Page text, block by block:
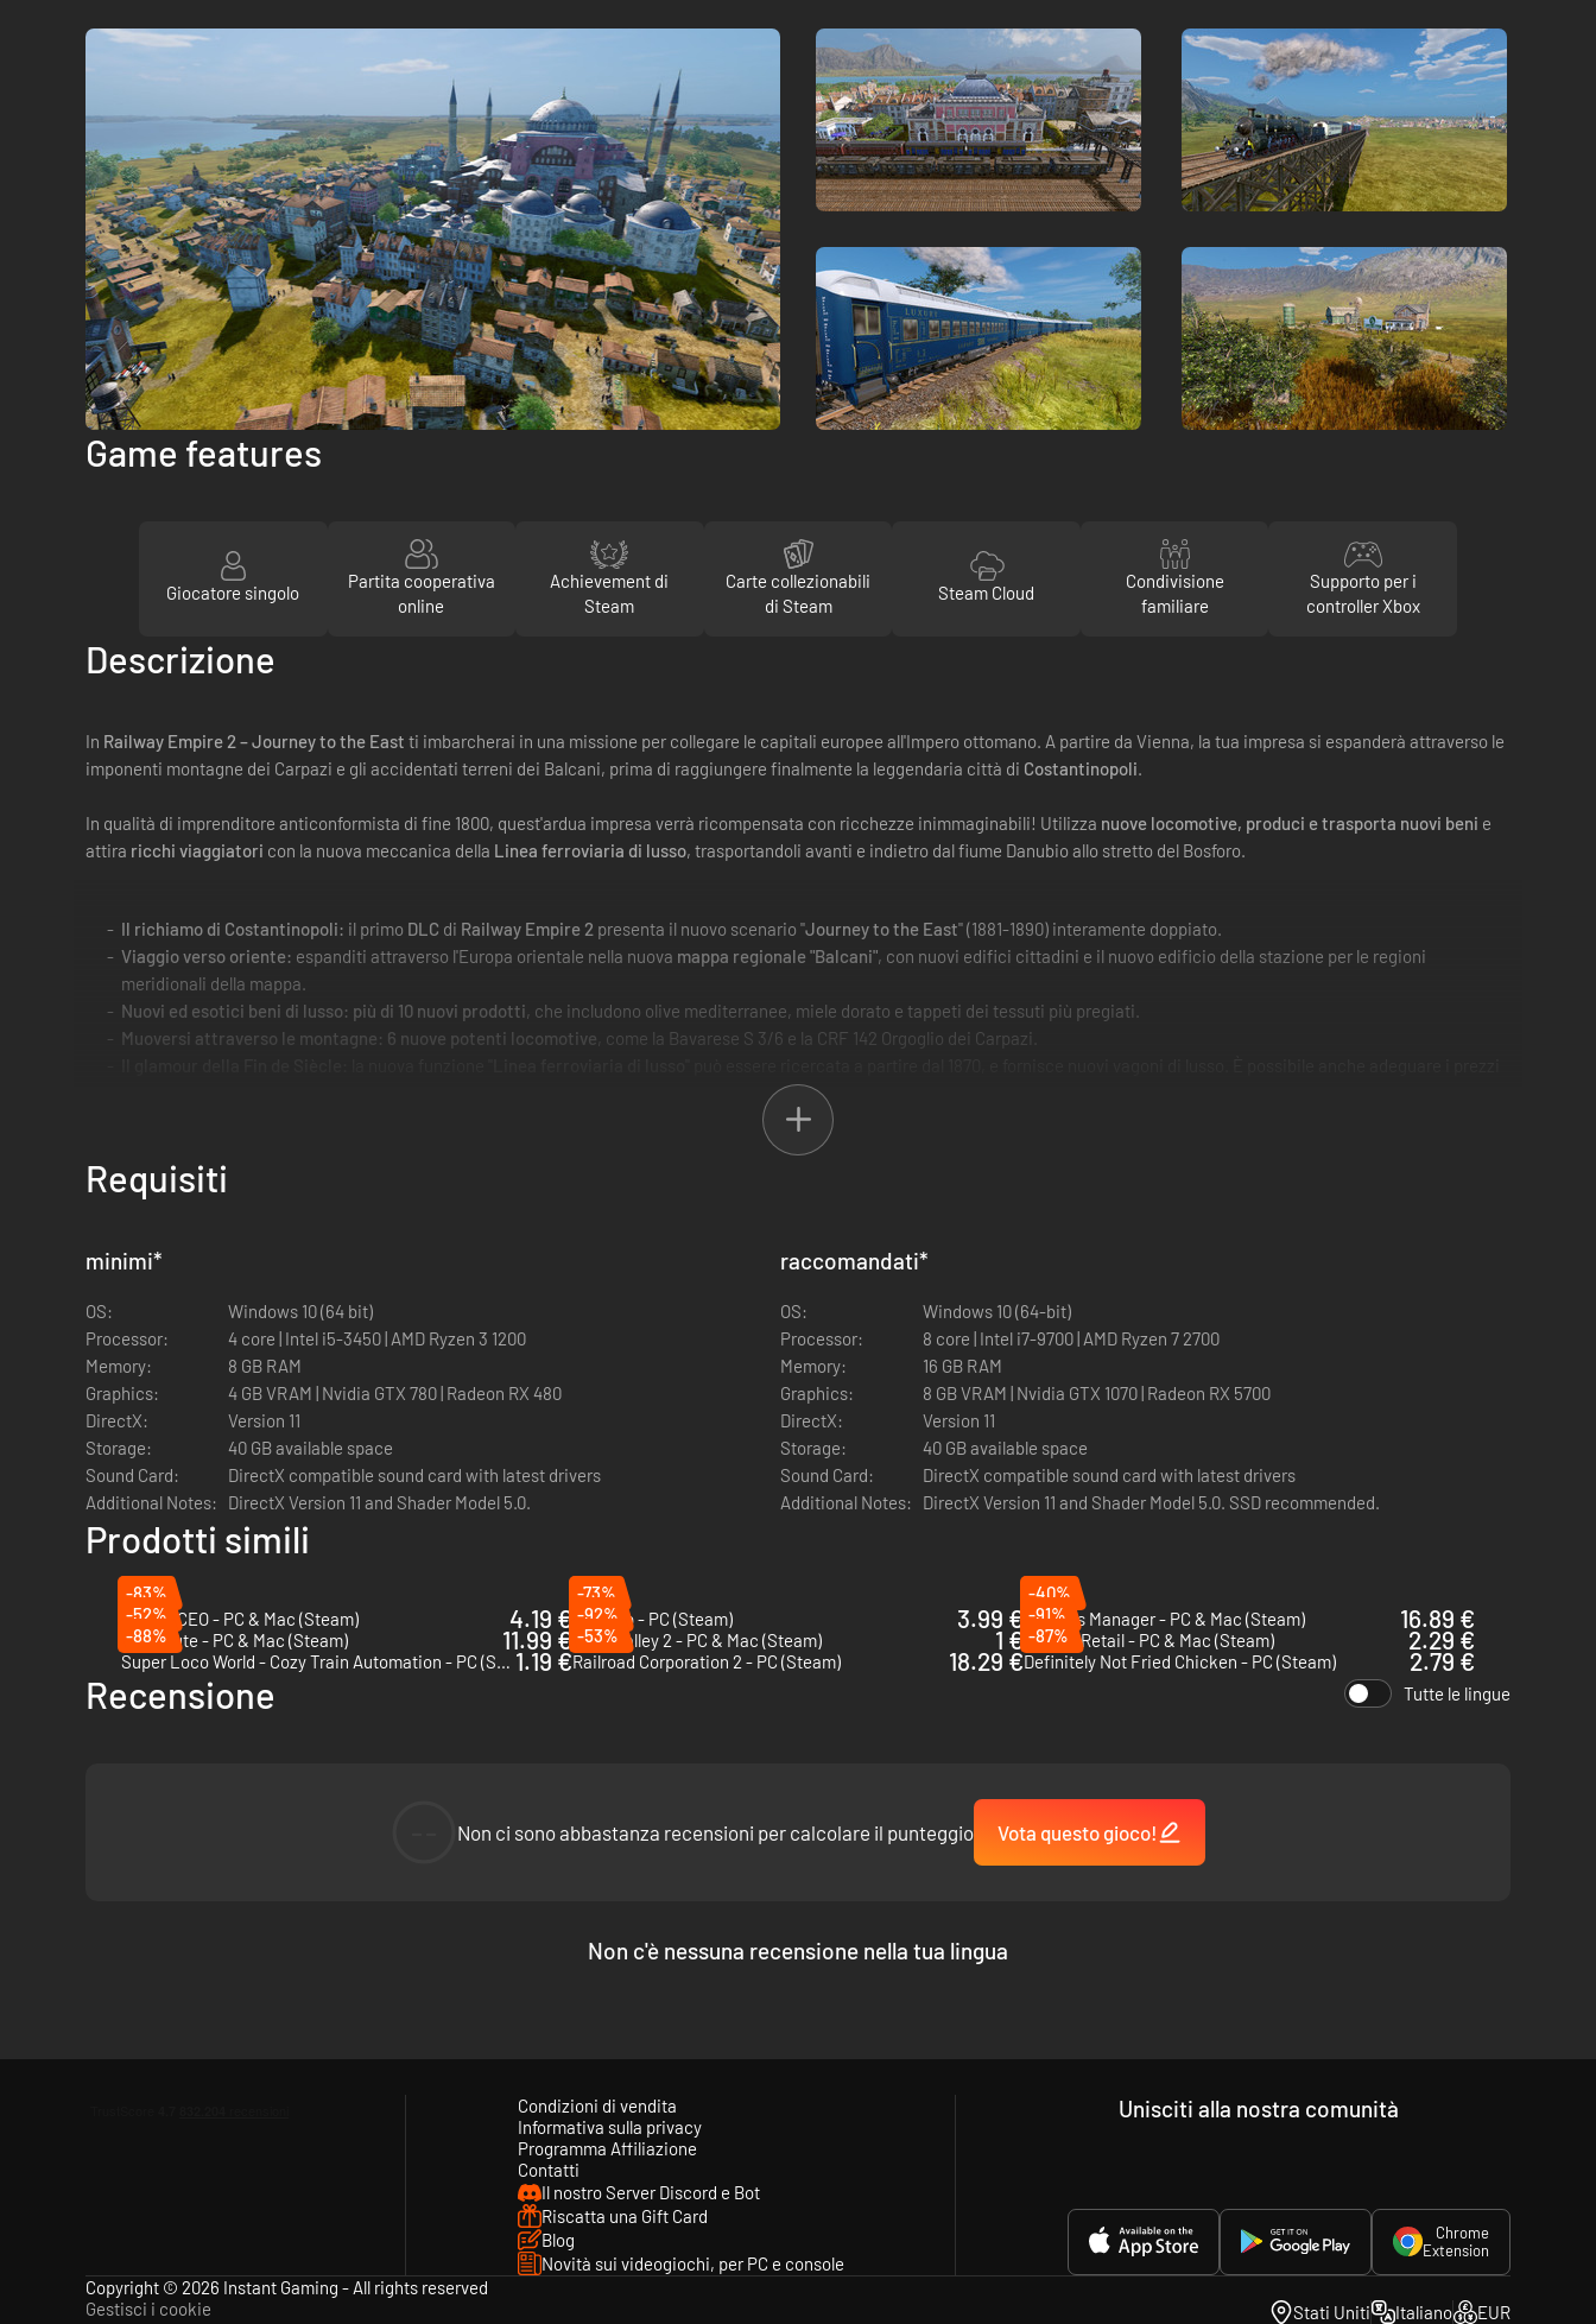
Game features
Giocatore singolo
Partita cooperativa
online
Achievement di
Steam
Carte collezionabili
di Steam
Steam Cloud
Condivisione
familiare
Supporto per i
controller Xbox
Descrizione
In Railway Empire 2 – Journey to the East ti imbarcherai in una missione per collegare le capitali europee all'Impero ottomano. A partire da Vienna, la tua impresa si espanderà attraverso le
imponenti montagne dei Carpazi e gli accidentati terreni dei Balcani, prima di raggiungere finalmente la leggendaria città di Costantinopoli.
In qualità di imprenditore anticonformista di fine 1800, quest'ardua impresa verrà ricompensata con ricchezze inimmaginabili! Utilizza nuove locomotive, produci e trasporta nuovi beni e
attira ricchi viaggiatori con la nuova meccanica della Linea ferroviaria di lusso, trasportandoli avanti e indietro dal fiume Danubio allo stretto del Bosforo.
Il richiamo di Costantinopoli: il primo DLC di Railway Empire 2 presenta il nuovo scenario "Journey to the East" (1881-1890) interamente doppiato.
Viaggio verso oriente: espanditi attraverso l'Europa orientale nella nuova mappa regionale "Balcani", con nuovi edifici cittadini e il nuovo edificio della stazione per le regioni
meridionali della mappa.
Nuovi ed esotici beni di lusso: più di 10 nuovi prodotti, che includono olive mediterranee, miele dorato e tappeti dei tessuti più pregiati.
Muoversi attraverso le montagne: 6 nuove potenti locomotive , come la Bavarese S 3/6 e la CRF 142 Orgoglio dei Carpazi.
per immergersi nella nuova campagna e nella nuova mappa.
Requisiti
minimi*
OS:
Windows 10 (64 bit)
Processor:
4 core | Intel i5-3450 | AMD Ryzen 3 1200
Memory:
8 GB RAM
Graphics:
4 GB VRAM | Nvidia GTX 780 | Radeon RX 480
DirectX:
Version 11
Storage:
40 GB available space
Sound Card:
DirectX compatible sound card with latest drivers
Additional Notes:
DirectX Version 11 and Shader Model 5.0.
raccomandati*
OS:
Windows 10 (64-bit)
Processor:
8 core | Intel i7-9700 | AMD Ryzen 7 2700
Memory:
16 GB RAM
Graphics:
8 GB VRAM | Nvidia GTX 1070 | Radeon RX 5700
DirectX:
Version 11
Storage:
40 GB available space
Sound Card:
DirectX compatible sound card with latest drivers
Additional Notes:
DirectX Version 11 and Shader Model 5.0. SSD recommended.
Prodotti simili
-83%
Airport CEO - PC & Mac (Steam)
4.19 €
-73%
Fly Corp - PC (Steam)
3.99 €
-40%
City Bus Manager - PC & Mac (Steam)
16.89 €
-52%
Rail Route - PC & Mac (Steam)
11.99 €
-92%
Train Valley 2 - PC & Mac (Steam)
1 €
-91%
King of Retail - PC & Mac (Steam)
2.29 €
-88%
Super Loco World - Cozy Train Automation - PC (Steam) 1.19 €
-53%
Railroad Corporation 2 - PC (Steam)
18.29 €
-87%
Definitely Not Fried Chicken - PC (Steam)
2.79 €
Recensione Tutte le lingue
Non ci sono abbastanza recensioni per calcolare il punteggio Vota questo gioco!
Non c'è nessuna recensione nella tua lingua
Condizioni di vendita
Informativa sulla privacy
Programma Affiliazione
Contatti
Il nostro Server Discord e Bot
Riscatta una Gift Card
Blog
Novità sui videogiochi, per PC e console
Unisciti alla nostra comunità
Chrome
Extension
Copyright © 2026 Instant Gaming - All rights reserved
Gestisci i cookie
Stati Uniti Italiano EUR